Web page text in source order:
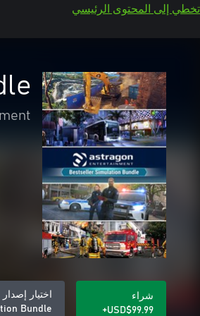
تخطي إلى المحتوى الرئيسي
شراء
USD$99.99+
اختيار إصدار
Bundle